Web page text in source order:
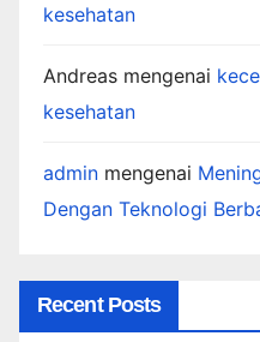
kesehatan
Andreas mengenai
kesehatan
admin mengenai
Dengan Teknologi
Recent Posts